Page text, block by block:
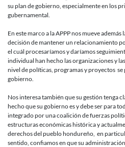
su plan de gobierno, especialmente en los
gubernamental.
En este marco a la APPP nos mueve
decisión de mantener un relacionamiento
el cuál procesaríamos y daríamos
individual han hecho las organizaciones y
nivel de políticas, programas y proyectos se
gobierno.
Nos interesa también que su gestión tenga
hecho que su gobierno es y debe ser para
integrado por una coalición de fuerzas
estructuras económicas histórica y
derechos del pueblo hondureño, en
sentido, confiamos en que su